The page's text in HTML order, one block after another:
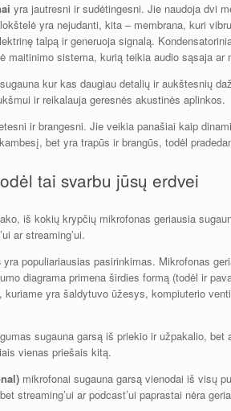
yra jautresni ir sudėtingesni. Jie naudoja dvi
yra nejudanti, kita – membrana, kuri
talpą ir generuoja signalą.
maitinimo sistema, kurią teikia audio sąsaja ar
kur kas daugiau detalių ir aukštesnių
ir reikalauja geresnės akustinės aplinkos.
ir brangesni. Jie veikia panašiai kaip
bet yra trapūs ir brangūs, todėl
tai svarbu jūsų erdvei
iš kokių krypčių mikrofonas geriausia
ar streaming’ui.
yra populiariausias pasirinkimas. Mikrofonas
diagrama primena širdies formą (todėl ir
kuriame yra šaldytuvo ūžesys, kompiuterio
sugauna garsą iš priekio ir užpakalio,
vienas priešais kitą.
mikrofonai sugauna garsą vienodai iš visų
streaming’ui ar podcast’ui paprastai nėra